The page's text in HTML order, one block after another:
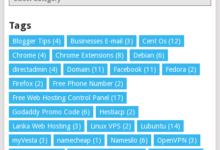
Tags
Blogger Tips(4) Businesses E-mail (3) Cent Os(12)
Chrome(4) Chrome Extensions(8) Debian (6)
directadmin (4) Domain (11) Facebook (11) Fedora (2)
Firefox(2) Free Phone Number(2)
Free Web Hosting Control Panel (17)
Godaddy Promo Code(6) Hestiacp (2)
Lanka Web Hosting(3) Linux VPS (2) Lubuntu (14)
myVesta (3) namecheap (1) Namesilo (6) OpenVPN (3)